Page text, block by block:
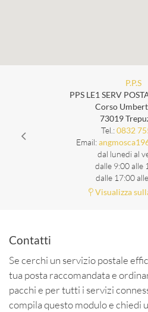
P.P.S
PPS LE1 SERV
Corso
73019
Tel.:0832
Email:
dal lunedi al
dalle 9:00 alle
dalle 17:00
Visualizza
Contatti
Se cerchi un servizio postale
tua posta raccomandata e
pacchi e per tutti i servizi
compila questo modulo e chiedi